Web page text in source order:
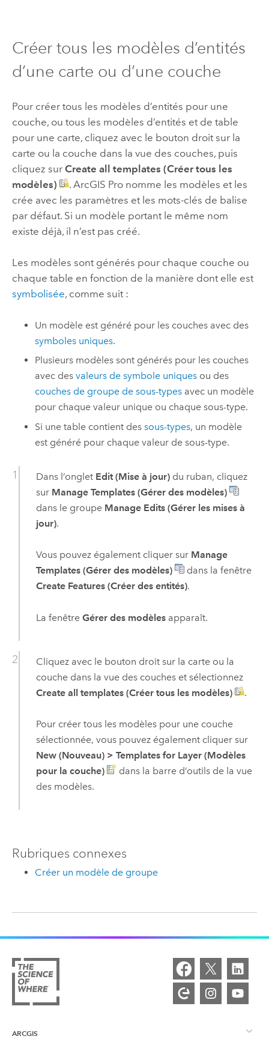
Créer tous les modèles d’entités
d’une carte ou d’une couche
Pour créer tous les modèles d’entités pour une
couche, ou tous les modèles d’entités et de table
pour une carte, cliquez avec le bouton droit sur la
carte ou la couche dans la vue des couches, puis
cliquez sur Create all templates (Créer tous les
modèles)
. ArcGIS Pronomme les modèles et les
crée avec les paramètres et les mots-clés de balise
par défaut. Si un modèle portant le même nom
existe déjà, il n’est pas créé.
Les modèles sont générés pour chaque couche ou
chaque table en fonction de la manière dont elle est
symbolisée, comme suit :
Un modèle est généré pour les couches avec des
symboles uniques.
Plusieurs modèles sont générés pour les couches
avec desvaleurs de symbole uniques ou des
couches de groupe de sous-types avec un modèle
pour chaque valeur unique ou chaque sous-type.
Si une table contient dessous-types, un modèle
est généré pour chaque valeur de sous-type.
Dans l’onglet Edit (Mise à jour)du ruban, cliquez
sur Manage Templates (Gérer des modèles)
dans le groupe Manage Edits (Gérer les mises à
jour).
Vous pouvez également cliquer sur Manage
Templates (Gérer des modèles)
dans la fenêtre
Create Features (Créer des entités).
La fenêtre Gérer des modèlesapparaît.
Cliquez avec le bouton droit sur la carte ou la
couche dans la vue des couches et sélectionnez
Create all templates (Créer tous les modèles)
.
Pour créer tous les modèles pour une couche
sélectionnée, vous pouvez également cliquer sur
New (Nouveau) > Templates for Layer (Modèles
pour la couche)
dans la barre d’outils de la vue
des modèles.
Rubriques connexes
Créer un modèle de groupe
ARCGIS